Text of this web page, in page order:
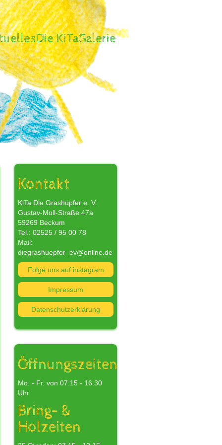
Die KiTaGalerie
Kontakt
KiTa Die Grashüpfer e. V.
Gustav-Moll-Straße 47a
59269 Beckum
Tel.: 02525 / 95 00 78
Mail:
diegrashuepfer_ev@online.de
Folge uns auf instagram
Impressum
Datenschutzerklärung
Öffnungszeiten
Mo. - Fr. von 07.15 - 16.30
Uhr
Bring- &
Holzeiten